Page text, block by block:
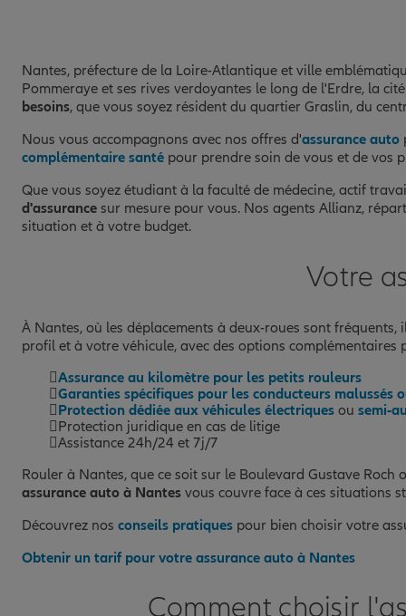
4,9/5Note de 4.9 sur 5
(184 avis)
Voir les avis
02 40 58 16 06
AGENCE ORVAULT
Voir les avis
02 40 63 56 22
Fermé actuellement
Prendre un RDV Voir
Nantes, préfecture de la Loire-Atlantique et ville
Pommeraye et ses rives verdoyantes le long de l'Erdre, la
besoins, que vous soyez résident du quartier Graslin, du
Nous vous accompagnons avec nos offres d'assurance auto
complémentaire santé pour prendre soin de vous et de vos
Que vous soyez étudiant à la faculté de médecine, actif
d'assurance sur mesure pour vous. Nos agents Allianz,
situation et à votre budget.
Votre
À Nantes, où les déplacements à deux-roues sont
profil et à votre véhicule, avec des options
Assurance au kilomètre pour les petits rouleurs
Garanties spécifiques pour les conducteurs malussés
Protection dédiée aux véhicules électriques ou semi-
Protection juridique en cas de litige
Assistance 24h/24 et 7j/7
Rouler à Nantes, que ce soit sur le Boulevard Gustave
assurance auto à Nantes vous couvre face à ces situations
Découvrez nos conseils pratiques pour bien choisir votre
Obtenir un tarif pour votre assurance auto à Nantes
Comment choisir